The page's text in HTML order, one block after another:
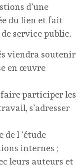
d’une
du lien et fait
service public.
viendra soutenir
en œuvre
faire participer les
s’adresser
de l ‘étude
internes ;
leurs auteurs et